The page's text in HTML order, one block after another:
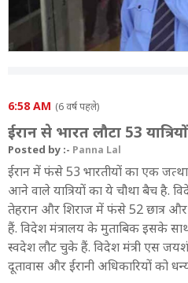
3:24 PM
आइसोलेशन वार्ड में रखे गए 19 यात्री
2:22 PM
दिल्ली में निजी कैब की भी होगी सफाई
असम में स्कूल-कॉलेज बंद, बोर्ड
1:27 PM
पुलिसकर्मियों को मास्क पहनने का
1:12 PM
भारत में 108, महाराष्ट्र में 32
6:58 AM (6 वर्ष पहले)
ईरान से भारत लौटा 53
Posted by :- Panna Lal
ईरान में फंसे 53 भारतीयों का एक
आने वाले यात्रियों का ये चौथा बैच है.
तेहरान और शिराज में फंसे 52 छात्र
हैं. विदेश मंत्रालय के मुताबिक इसके
स्वदेश लौट चुके हैं. विदेश मंत्री एस
दूतावास और ईरानी अधिकारियों को